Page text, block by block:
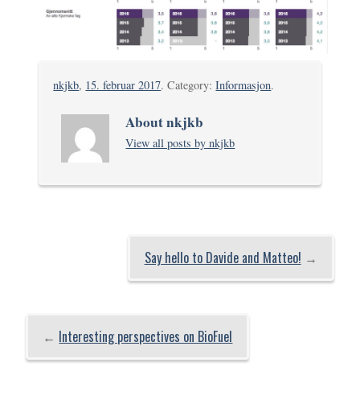
nkjkb, 15. februar 2017. Category:Informasjon.
About nkjkb
View all posts by nkjkb
Say hello to Davide and Matteo! →
← Interesting perspectives on BioFuel